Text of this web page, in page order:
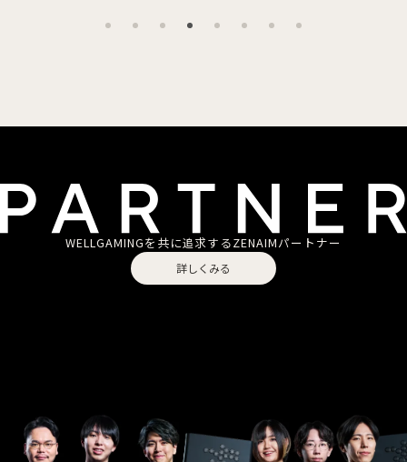
WELLGAMINGを共に追求するZENAIMパートナー
詳しくみる